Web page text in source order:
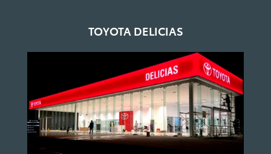
TOYOTA DELICIAS